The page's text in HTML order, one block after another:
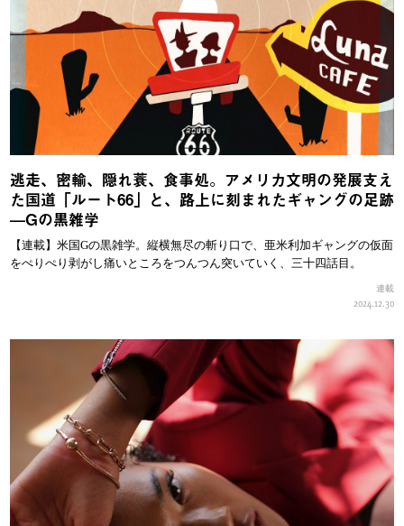
逃走、密輸、隠れ蓑、食事処。アメリカ文明の発展支え
た国道「ルート66」と、路上に刻まれたギャングの足跡
—Gの黒雑学
【連載】米国Gの黒雑学。縦横無尽の斬り口で、亜米利加ギャングの仮面
をぺりぺり剥がし痛いところをつんつん突いていく、三十四話目。
連載
2024.12.30